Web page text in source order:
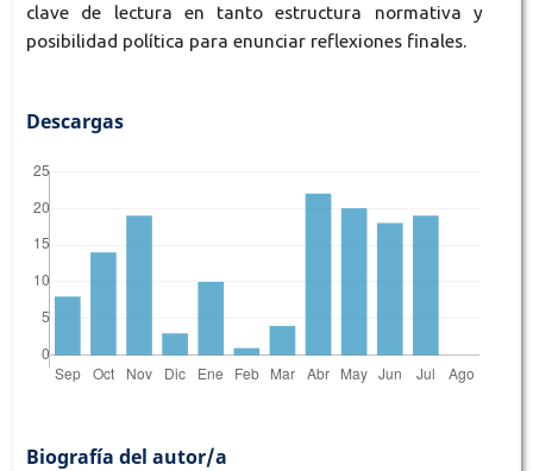
clave de lectura en tanto estructura normativa y
posibilidad política para enunciar reflexiones finales.
Descargas
Biografía del autor/a